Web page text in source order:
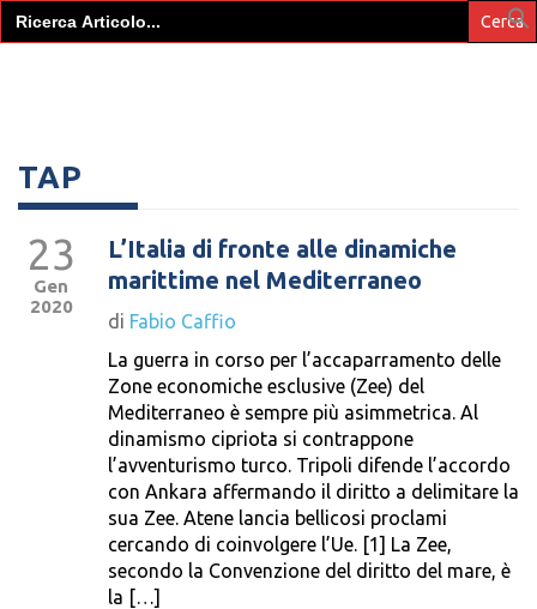
Search
for:
TAP
23
Gen
2020
L’Italia di fronte alle dinamiche
marittime nel Mediterraneo
di Fabio Caffio
La guerra in corso per l’accaparramento delle
Zone economiche esclusive (Zee) del
Mediterraneo è sempre più asimmetrica. Al
dinamismo cipriota si contrappone
l’avventurismo turco. Tripoli difende l’accordo
con Ankara affermando il diritto a delimitare la
sua Zee. Atene lancia bellicosi proclami
cercando di coinvolgere l’Ue. [1] La Zee,
secondo la Convenzione del diritto del mare, è
la […]